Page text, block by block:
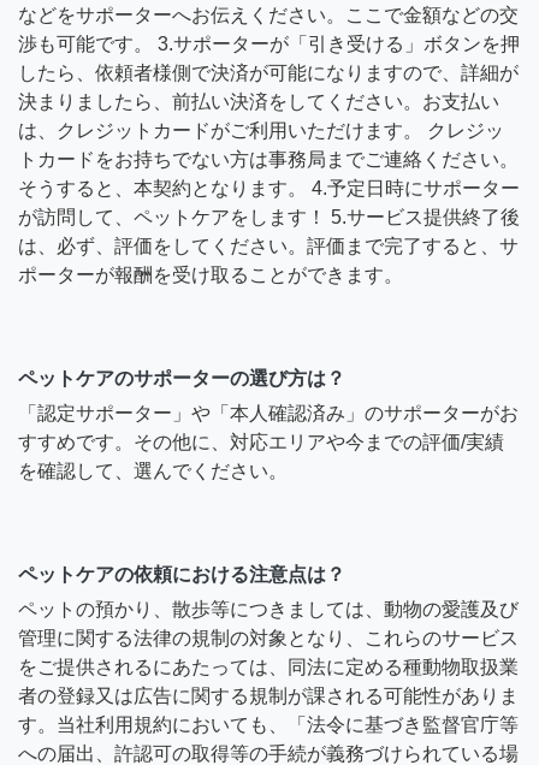
などをサポーターへお伝えください。ここで金額などの交
渉も可能です。 3.サポーターが「引き受ける」ボタンを押
したら、依頼者様側で決済が可能になりますので、詳細が
決まりましたら、前払い決済をしてください。お支払い
は、クレジットカードがご利用いただけます。 クレジッ
トカードをお持ちでない方は事務局までご連絡ください。
そうすると、本契約となります。 4.予定日時にサポーター
が訪問して、ペットケアをします！ 5.サービス提供終了後
は、必ず、評価をしてください。評価まで完了すると、サ
ポーターが報酬を受け取ることができます。
ペットケアのサポーターの選び方は？
「認定サポーター」や「本人確認済み」のサポーターがお
すすめです。その他に、対応エリアや今までの評価/実績
を確認して、選んでください。
ペットケアの依頼における注意点は？
ペットの預かり、散歩等につきましては、動物の愛護及び
管理に関する法律の規制の対象となり、これらのサービス
をご提供されるにあたっては、同法に定める種動物取扱業
者の登録又は広告に関する規制が課される可能性がありま
す。当社利用規約においても、「法令に基づき監督官庁等
への届出、許認可の取得等の手続が義務づけられている場